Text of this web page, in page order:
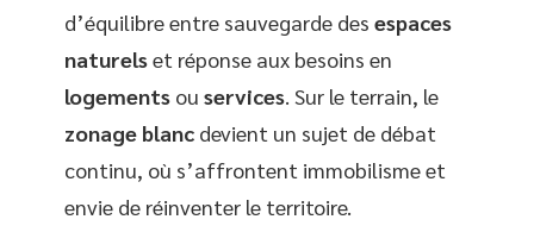
d’équilibre entre sauvegarde des espaces
naturelset réponse aux besoins en
logements ou services. Sur le terrain, le
zonage blanc devient un sujet de débat
continu, où s’affrontent immobilisme et
envie de réinventer le territoire.